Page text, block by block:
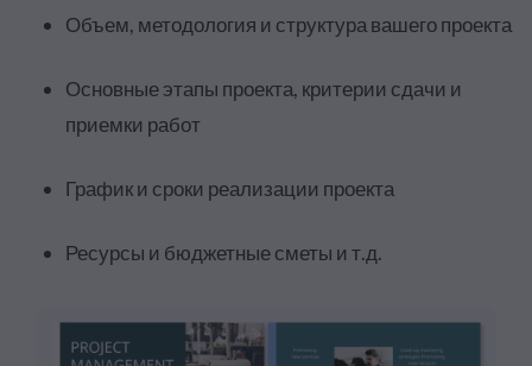
Объем, методология и структура вашего проекта
Основные этапы проекта, критерии сдачи и
приемки работ
График и сроки реализации проекта
Ресурсы и бюджетные сметы и т.д.